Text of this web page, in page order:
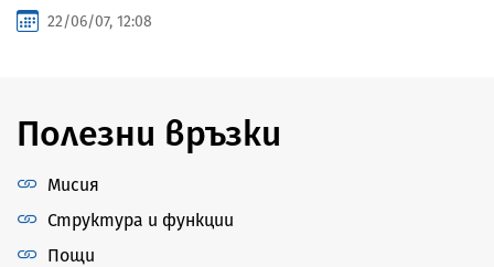
22/06/07, 12:08
Полезни връзки
Мисия
Структура и функции
Пощи